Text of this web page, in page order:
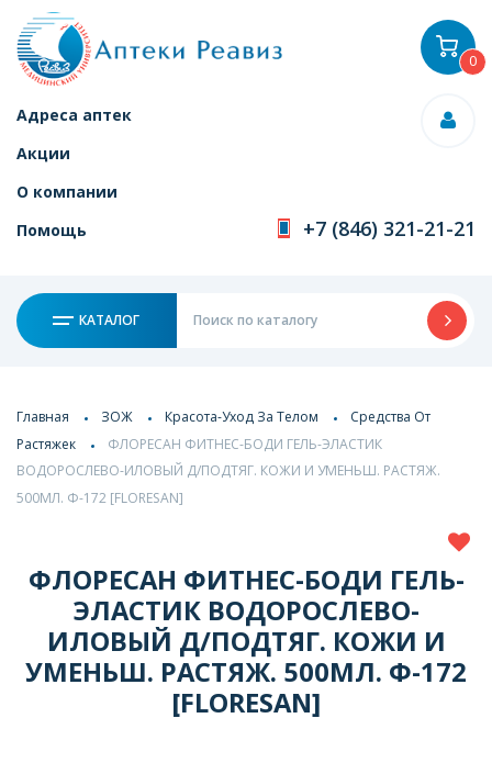
Адреса аптек
Акции
О компании
Помощь
+7 (846) 321-21-21
КАТАЛОГ
0
Главная ЗОЖ Красота-Уход За Телом
Средства От
Растяжек
ФЛОРЕСАН ФИТНЕС-БОДИ ГЕЛЬ-ЭЛАСТИК
ВОДОРОСЛЕВО-ИЛОВЫЙ Д/ПОДТЯГ. КОЖИ И УМЕНЬШ. РАСТЯЖ.
500МЛ. Ф-172 [FLORESAN]
ФЛОРЕСАН ФИТНЕС-БОДИ ГЕЛЬ-
ЭЛАСТИК ВОДОРОСЛЕВО-
ИЛОВЫЙ Д/ПОДТЯГ. КОЖИ И
УМЕНЬШ. РАСТЯЖ. 500МЛ. Ф-172
[FLORESAN]